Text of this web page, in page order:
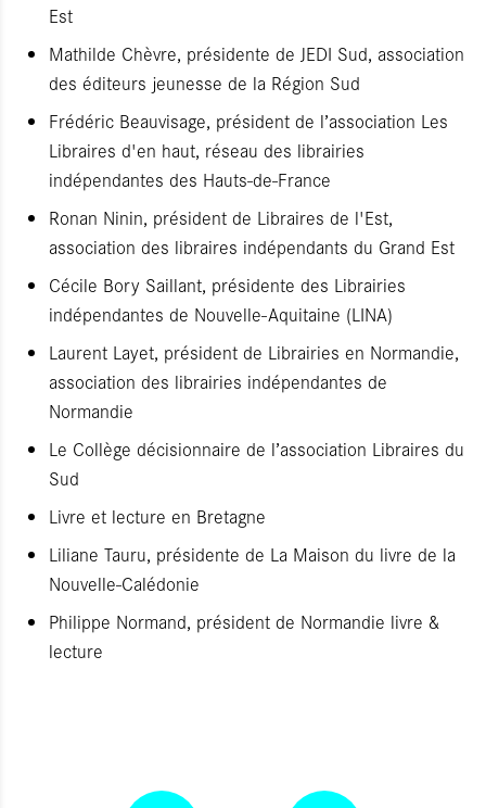
Est
Mathilde Chèvre, présidente de JEDI Sud, association
des éditeurs jeunesse de la Région Sud
Frédéric Beauvisage, président de l’association Les
Libraires d'en haut, réseau des librairies
indépendantes des Hauts-de-France
Ronan Ninin, président de Libraires de l'Est,
association des libraires indépendants du Grand Est
Cécile Bory Saillant, présidente des Librairies
indépendantes de Nouvelle-Aquitaine (LINA)
Laurent Layet, président de Librairies en Normandie,
association des librairies indépendantes de
Normandie
Le Collège décisionnaire de l’association Libraires du
Sud
Livre et lecture en Bretagne
Liliane Tauru, présidente de La Maison du livre de la
Nouvelle-Calédonie
Philippe Normand, président de Normandie livre &
lecture